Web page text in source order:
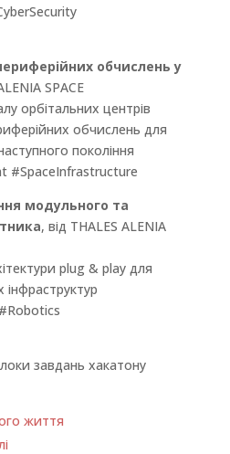
обчислень у
SPACE
орбітальних центрів
обчислень для
покоління
#SpaceInfrastructure
модульного та
, від THALES ALENIA
plug & play для
завдань хакатону
життя